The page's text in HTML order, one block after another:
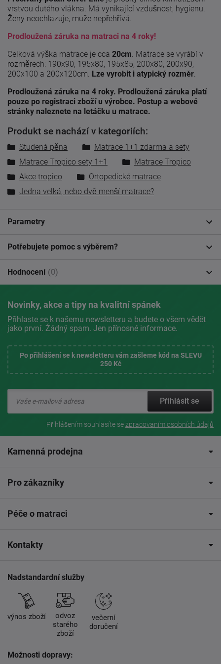
vrstvou dutého vlákna. Má vynikající vzdušnost, hygienu.
Ženy neochlazuje, muže nepřehřívá.
Prodloužená záruka na matraci na 4 roky!
Celková výška matrace je cca 20cm. Matrace se vyrábí v
rozměrech: 190x90, 195x80, 195x85, 200x80, 200x90,
200x100 a 200x120cm. Lze vyrobit i atypický rozměr.
Prodloužená záruka na 4 roky. Prodloužená záruka platí
pouze po registraci zboží u výrobce. Postup a webové
stránky naleznete na letáčku u matrace.
Produkt se nachází v kategoriích:
Studená pěna
Matrace 1+1 zdarma a sety
Matrace Tropico sety 1+1
Matrace Tropico
Akce tropico
Ortopedické matrace
Jedna velká, nebo dvě menší matrace?
Parametry
Potřebujete pomoc s výběrem?
Hodnocení (0)
Novinky, akce a tipy na kvalitní spánek
Přihlaste se k našemu newsletteru a budete o všem vědět
jako první. Žádný spam. Jen přínosné informace.
Po přihlášení se k newsletteru vám zašleme kód na SLEVU
250 Kč
Přihlásit se
Přihlášením souhlasíte sezpracovaním osobních údajů
Kamenná prodejna
Pro zákazníky
Péče o matraci
Kontakty
Nadstandardní služby
výnos zboží
odvoz
starého
zboží
večerní
doručení
Možnosti dopravy: